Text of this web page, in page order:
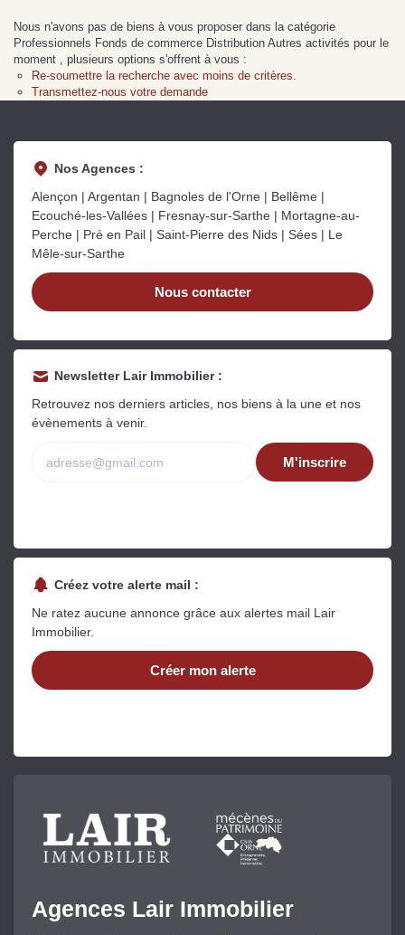
vente
Lire la suite
conséquences ?
Lire la suite
Estimez votre bien en ligne.
Rapide et gratuit, recevez votre estimation
en quelques clics.
Estimer mon bien maintenant
Nous n'avons pas de biens à vous proposer dans la catégorie
Professionnels Fonds de commerce Distribution Autres activités pour le
moment , plusieurs options s'offrent à vous :
Re-soumettre la recherche avec moins de critères.
Transmettez-nous votre demande
Nos Agences :
Alençon | Argentan | Bagnoles de l'Orne | Bellême |
Ecouché-les-Vallées | Fresnay-sur-Sarthe | Mortagne-au-
Perche | Pré en Pail | Saint-Pierre des Nids | Sées | Le
Mêle-sur-Sarthe
Nous contacter
Newsletter Lair Immobilier :
Retrouvez nos derniers articles, nos biens à la une et nos
évènements à venir.
M'inscrire
Créez votre alerte mail :
Ne ratez aucune annonce grâce aux alertes mail Lair
Immobilier.
Créer mon alerte
Agences Lair Immobilier